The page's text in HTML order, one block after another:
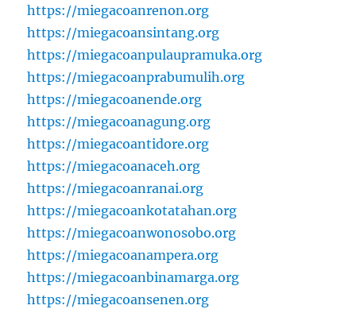
https://miegacoanrenon.org
https://miegacoansintang.org
https://miegacoanpulaupramuka.org
https://miegacoanprabumulih.org
https://miegacoanende.org
https://miegacoanagung.org
https://miegacoantidore.org
https://miegacoanaceh.org
https://miegacoanranai.org
https://miegacoankotatahan.org
https://miegacoanwonosobo.org
https://miegacoanampera.org
https://miegacoanbinamarga.org
https://miegacoansenen.org